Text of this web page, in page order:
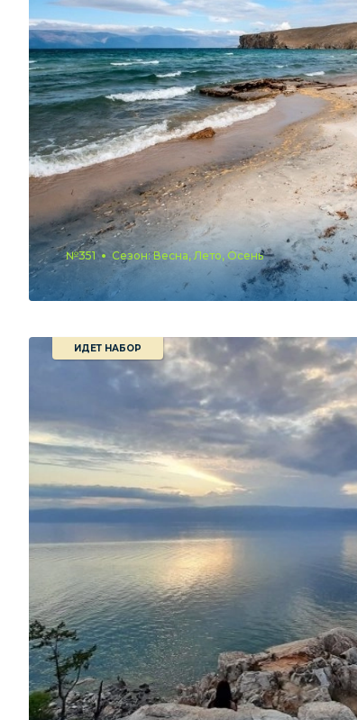
№351 Сезон: Весна, Лето, Осень
ИДЕТ НАБОР